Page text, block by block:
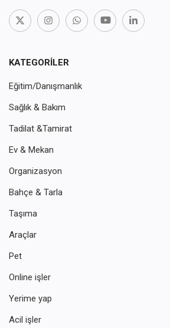
KATEGORILER
Eğitim/Danışmanlık
Sağlık & Bakım
Tadilat &Tamirat
Ev & Mekan
Organizasyon
Bahçe & Tarla
Taşıma
Araçlar
Pet
Online işler
Yerime yap
Acil işler